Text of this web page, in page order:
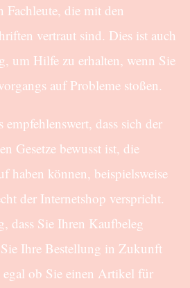
die mit den
vertraut sind. Dies ist auch
um Hilfe zu erhalten, wenn Sie
auf Probleme stoßen.
empfehlenswert, dass sich der
Gesetze bewusst ist, die
haben können, beispielsweise
der Internetshop verspricht.
dass Sie Ihren Kaufbeleg
Ihre Bestellung in Zukunft
egal ob Sie einen Artikel für